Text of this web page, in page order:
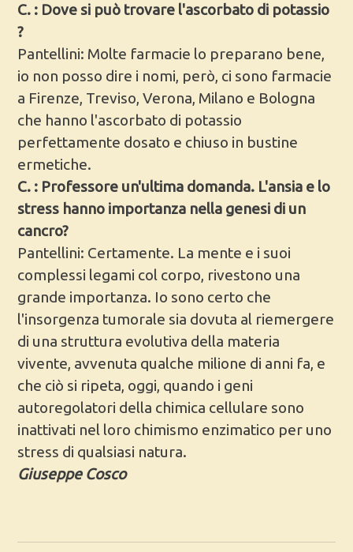
C. : Dove si può trovare l'ascorbato di potassio
?
Pantellini: Molte farmacie lo preparano bene,
io non posso dire i nomi, però, ci sono farmacie
a Firenze, Treviso, Verona, Milano e Bologna
che hanno l'ascorbato di potassio
perfettamente dosato e chiuso in bustine
ermetiche.
C. : Professore un'ultima domanda. L'ansia e lo
stress hanno importanza nella genesi di un
cancro?
Pantellini: Certamente. La mente e i suoi
complessi legami col corpo, rivestono una
grande importanza. Io sono certo che
l'insorgenza tumorale sia dovuta al riemergere
di una struttura evolutiva della materia
vivente, avvenuta qualche milione di anni fa, e
che ciò si ripeta, oggi, quando i geni
autoregolatori della chimica cellulare sono
inattivati nel loro chimismo enzimatico per uno
stress di qualsiasi natura.
Giuseppe Cosco